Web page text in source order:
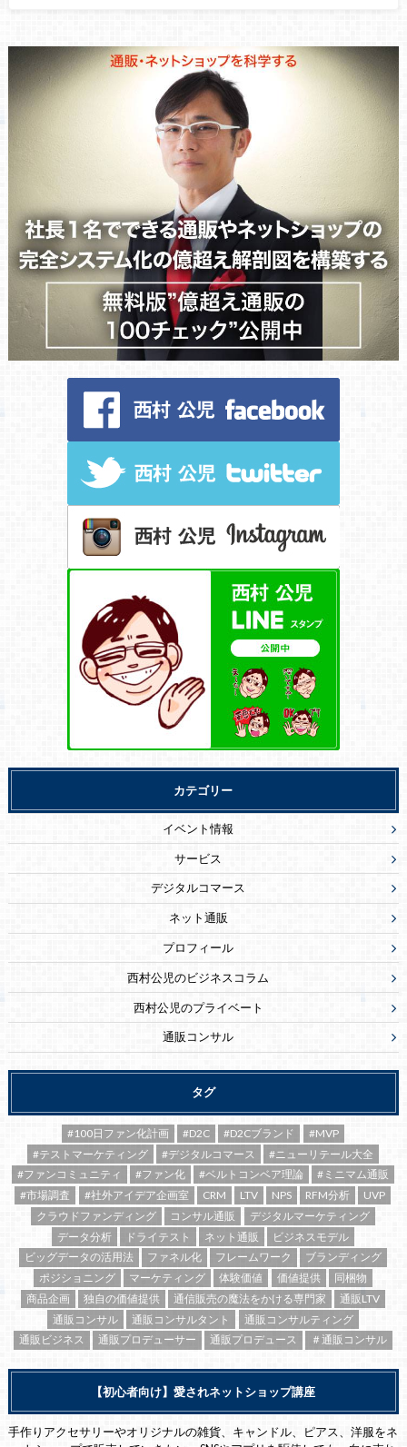
カテゴリー
イベント情報
サービス
デジタルコマース
ネット通販
プロフィール
西村公児のビジネスコラム
西村公児のプライベート
通販コンサル
タグ
#100日ファン化計画 #D2C #D2Cブランド
#MVP
#テストマーケティング
#デジタルコマース
#ニューリテール大全
#ファンコミュニティ
#ファン化 #ベルトコンベア理論
#ミニマム通販
#市場調査
#社外アイデア企画室 CRM LTV NPS RFM分析
UVP
クラウドファンディング
コンサル通販
デジタルマーケティング
データ分析
ドライテスト ネット通販
ビジネスモデル
ビッグデータの活用法
ファネル化 フレームワーク
ブランディング
ポジショニング
マーケティング 体験価値 価値提供
同梱物
商品企画
独自の価値提供 通信販売の魔法をかける専門家
通販LTV
通販コンサル
通販コンサルタント
通販コンサルティング
通販ビジネス
通販プロデューサー 通販プロデュース ＃通販コンサル
【初心者向け】愛されネットショップ講座
手作りアクセサリーやオリジナルの雑貨、キャンドル、ピアス、洋服をネ